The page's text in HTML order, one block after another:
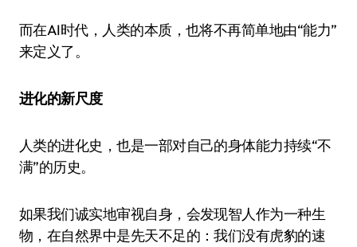
而在AI时代，人类的本质，也将不再简单地由“能力”
来定义了。
进化的新尺度
人类的进化史，也是一部对自己的身体能力持续“不
满”的历史。
如果我们诚实地审视自身，会发现智人作为一种生
物，在自然界中是先天不足的：我们没有虎豹的速